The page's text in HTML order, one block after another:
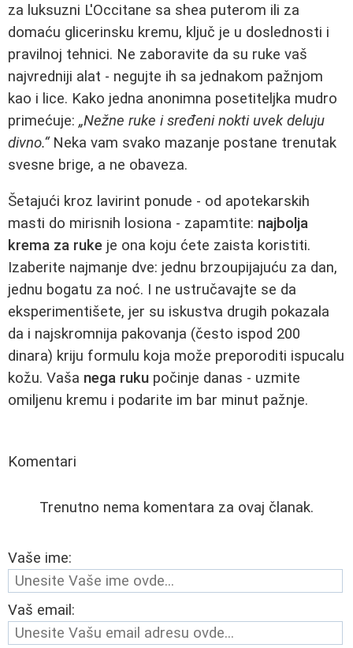
za luksuzni L'Occitane sa shea puterom ili za
domaću glicerinsku kremu, ključ je u doslednosti i
pravilnoj tehnici. Ne zaboravite da su ruke vaš
najvredniji alat - negujte ih sa jednakom pažnjom
kao i lice. Kako jedna anonimna posetiteljka mudro
primećuje: „Nežne ruke i sređeni nokti uvek deluju
divno.“Neka vam svako mazanje postane trenutak
svesne brige, a ne obaveza.
Šetajući kroz lavirint ponude - od apotekarskih
masti do mirisnih losiona - zapamtite: najbolja
krema za ruke je ona koju ćete zaista koristiti.
Izaberite najmanje dve: jednu brzoupijajuću za dan,
jednu bogatu za noć. I ne ustručavajte se da
eksperimentišete, jer su iskustva drugih pokazala
da i najskromnija pakovanja (često ispod 200
dinara) kriju formulu koja može preporoditi ispucalu
kožu. Vaša nega ruku počinje danas - uzmite
omiljenu kremu i podarite im bar minut pažnje.
Komentari
Trenutno nema komentara za ovaj članak.
Vaše ime:
Vaš email: